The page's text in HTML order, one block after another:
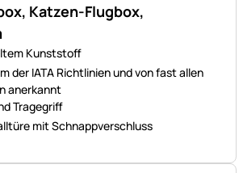
Katzen-Flugbox,
Kunststoff
der IATA Richtlinien und von fast allen
anerkannt
Tragegriff
mit Schnappverschluss